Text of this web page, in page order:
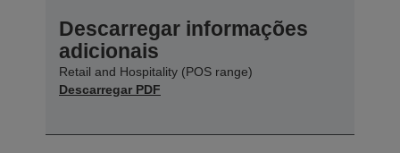
Descarregar informações
adicionais
Retail and Hospitality (POS range)
Descarregar PDF